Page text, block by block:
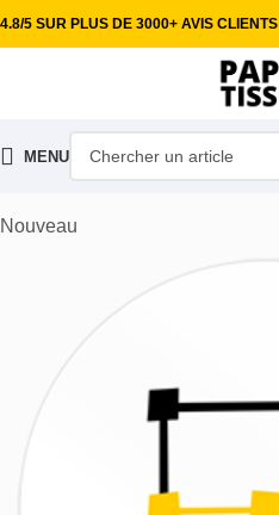
4.8/5 SUR PLUS DE 3000+ AVIS CLIENTS
MENU
Nouveau